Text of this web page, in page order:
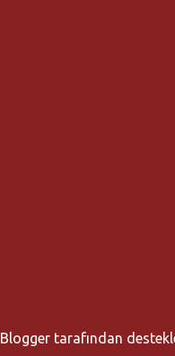
Blogger tarafından